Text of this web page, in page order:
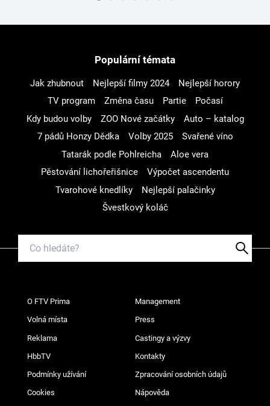
Populární témata
Jak zhubnout Nejlepší filmy 2024
Nejlepší horory
TV program
Změna času Partie
Počasí
Kdy budou volby
ZOO Nové začátky
Auto – katalog
7 pádů Honzy Dědka
Volby 2025
Svařené víno
Tatarák podle Pohlreicha
Aloe vera
Pěstování lichořeřišnice
Výpočet ascendentu
Tvarohové knedlíky
Nejlepší palačinky
Švestkový koláč
O FTV Prima Management
Volná místa Press
Reklama Castingy a výzvy
HbbTV Kontakty
Podmínky užívání Zpracování osobních údajů
Cookies Nápověda